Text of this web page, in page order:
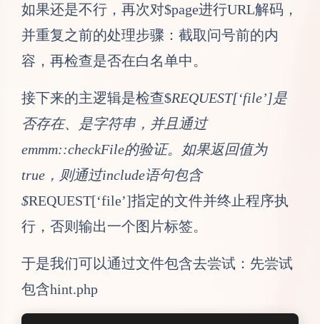
如果还是不行，再次对$page进行URL解码，
并重复之前的处理步骤：截取问号前的内
容，再检查是否在白名单中。
接下来的主逻辑是检查$REQUEST[‘file’]是
否存在、是字符串，并且通过
emmm::checkFile的验证。如果返回值为
true，则通过include语句包含
$REQUEST[‘file’]指定的文件并终止程序执
行，否则输出一个图片标签。
于是我们可以通过文件包含去尝试：先尝试
包含hint.php